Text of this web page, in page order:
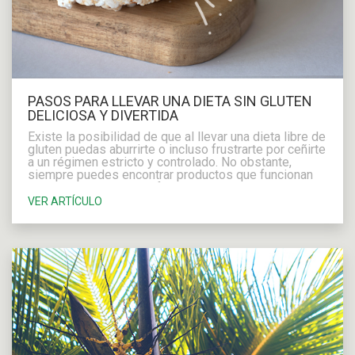
PASOS PARA LLEVAR UNA DIETA SIN GLUTEN
DELICIOSA Y DIVERTIDA
Existe la posibilidad ­­de que al llevar una dieta libre de
gluten puedas aburrirte o incluso frustrarte por ceñirte
a un régimen estricto y controlado. No obstante,
siempre puedes encontrar productos que funcionan
como el reemplazo perfecto
VER ARTÍCULO